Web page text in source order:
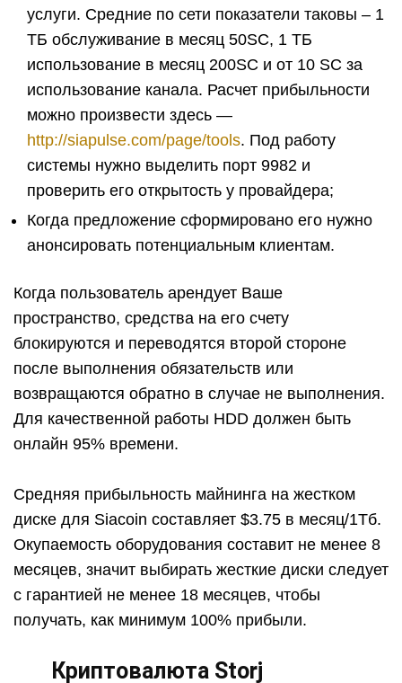
услуги. Средние по сети показатели таковы – 1
ТБ обслуживание в месяц 50SC, 1 ТБ
использование в месяц 200SC и от 10 SC за
использование канала. Расчет прибыльности
можно произвести здесь —
http://siapulse.com/page/tools. Под работу
системы нужно выделить порт 9982 и
проверить его открытость у провайдера;
Когда предложение сформировано его нужно
анонсировать потенциальным клиентам.
Когда пользователь арендует Ваше
пространство, средства на его счету
блокируются и переводятся второй стороне
после выполнения обязательств или
возвращаются обратно в случае не выполнения.
Для качественной работы HDD должен быть
онлайн 95% времени.
Средняя прибыльность майнинга на жестком
диске для Siacoin составляет $3.75 в месяц/1Тб.
Окупаемость оборудования составит не менее 8
месяцев, значит выбирать жесткие диски следует
с гарантией не менее 18 месяцев, чтобы
получать, как минимум 100% прибыли.
Криптовалюта Storj